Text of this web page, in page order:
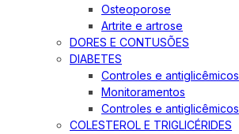
Osteoporose
Artrite e artrose
DORES E CONTUSÕES
DIABETES
Controles e antiglicêmicos
Monitoramentos
Controles e antiglicêmicos
COLESTEROL E TRIGLICÉRIDES